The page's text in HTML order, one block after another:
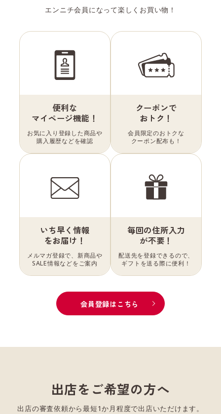
エンニチ会員になって楽しくお買い物！
便利な
マイページ機能！
お気に入り登録した商品や
購入履歴などを確認
クーポンで
おトク！
会員限定のおトクな
クーポン配布も！
いち早く情報
をお届け！
メルマガ登録で、新商品や
SALE情報などをご案内
毎回の住所入力
が不要！
配送先を登録できるので、
ギフトを送る際に便利！
会員登録はこちら
出店をご希望の方へ
出店の審査依頼から最短1か月程度で出店いただけます。